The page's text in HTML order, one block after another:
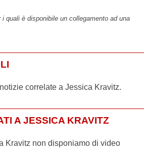
quali è disponibile un collegamento ad una
correlate a Jessica Kravitz.
A JESSICA KRAVITZ
Kravitz non disponiamo di video